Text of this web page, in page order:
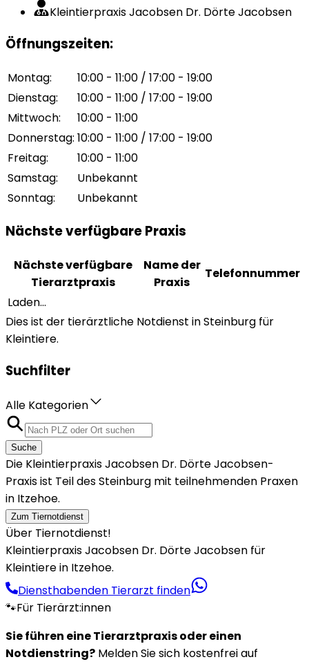
Kleintierpraxis Jacobsen Dr. Dörte Jacobsen
Öffnungszeiten:
Montag:
10:00 - 11:00 / 17:00 - 19:00
Dienstag:
10:00 - 11:00 / 17:00 - 19:00
Mittwoch:
10:00 - 11:00
Donnerstag: 10:00 - 11:00 / 17:00 - 19:00
Freitag:
10:00 - 11:00
Samstag:
Unbekannt
Sonntag: Unbekannt
Nächste verfügbare Praxis
Nächste verfügbare
Tierarztpraxis
Name der
Praxis
Telefonnummer
Laden...
Dies ist der tierärztliche Notdienst in Steinburg für
Kleintiere.
Suchfilter
Alle Kategorien
Suche
Die Kleintierpraxis Jacobsen Dr. Dörte Jacobsen-
Praxis ist Teil des Steinburg mit teilnehmenden Praxen
in Itzehoe.
Zum Tiernotdienst
Über Tiernotdienst!
Kleintierpraxis Jacobsen Dr. Dörte Jacobsen für
Kleintiere in Itzehoe.
Diensthabenden Tierarzt finden
🐾Für Tierärzt:innen
Sie führen eine Tierarztpraxis oder einen
Notdienstring? Melden Sie sich kostenfrei auf